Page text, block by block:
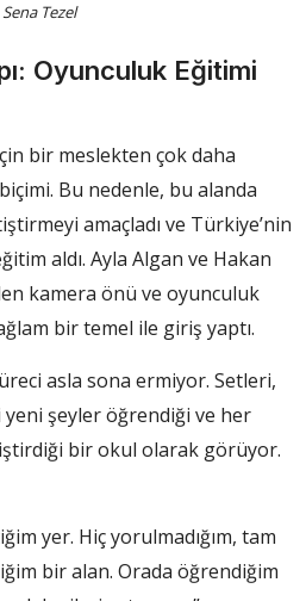
Sena Tezel
Oyunculuk Eğitimi
bir meslekten çok daha
Bu nedenle, bu alanda
amaçladı ve Türkiye’nin
aldı. Ayla Algan ve Hakan
kamera önü ve oyunculuk
bir temel ile giriş yaptı.
asla sona ermiyor. Setleri,
şeyler öğrendiği ve her
bir okul olarak görüyor.
yer. Hiç yorulmadığım, tam
bir alan. Orada öğrendiğim